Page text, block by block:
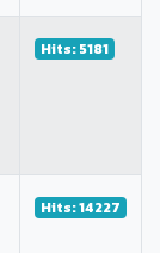
Hits: 5181
Hits: 14227